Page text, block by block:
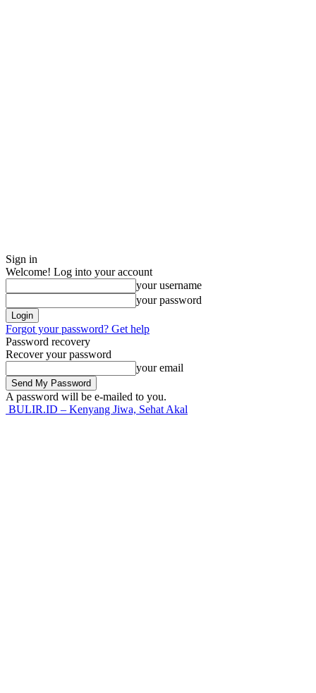
Sign in
Welcome! Log into your account
your username
your password
Forgot your password? Get help
Password recovery
Recover your password
your email
A password will be e-mailed to you.
BULIR.ID – Kenyang Jiwa, Sehat Akal